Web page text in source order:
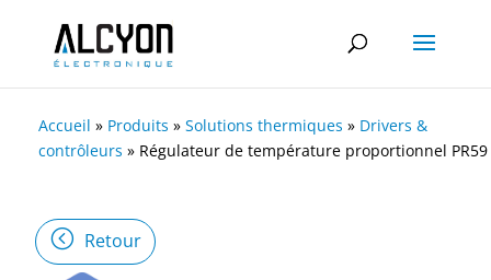
Accueil » Produits » Solutions thermiques » Drivers &
contrôleurs » Régulateur de température proportionnel PR59
Retour